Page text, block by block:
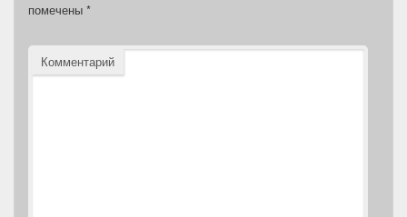
помечены *
Комментарий